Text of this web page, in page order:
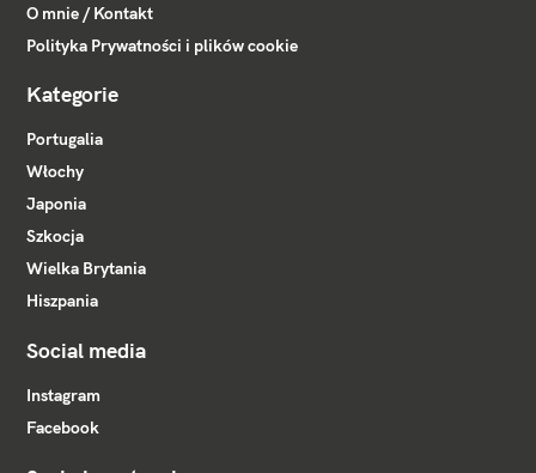
O mnie / Kontakt
Polityka Prywatności i plików cookie
Kategorie
Portugalia
Włochy
Japonia
Szkocja
Wielka Brytania
Hiszpania
Social media
Instagram
Facebook